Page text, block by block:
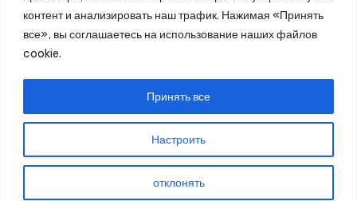
контент и анализировать наш трафик. Нажимая «Принять
все», вы соглашаетесь на использование наших файлов
cookie.
Настроить
отклонять
Принять все
Октябрь 2023
2026 —Промышленное оборудование. Все права
защищены